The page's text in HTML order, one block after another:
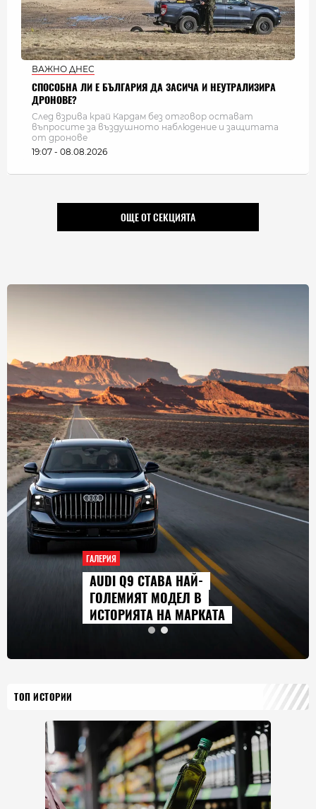
ВАЖНО ДНЕС
СПОСОБНА ЛИ Е БЪЛГАРИЯ ДА ЗАСИЧА И НЕУТРАЛИЗИРА
ДРОНОВЕ?
След взрива край Кардам без отговор остават
въпросите за въздушното наблюдение и защитата
от дронове
19:07 - 08.08.2026
ОЩЕ ОТ СЕКЦИЯТА
ГАЛЕРИЯ
AUDI Q9 СТАВА НАЙ-
ГОЛЕМИЯТ МОДЕЛ В
ИСТОРИЯТА НА МАРКАТА
ТОП ИСТОРИИ